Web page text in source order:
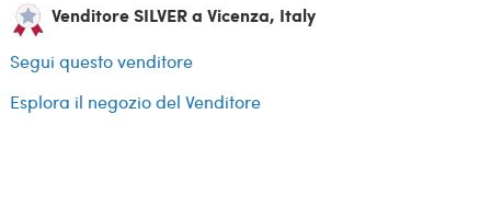
Venditore SILVER a Vicenza, Italy
Segui questo venditore
Esplora il negozio del Venditore